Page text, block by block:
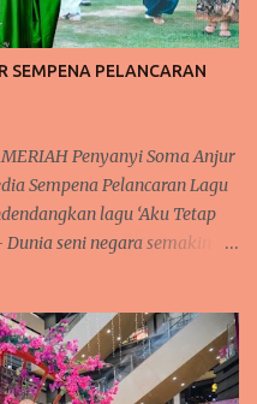
SEMPENA PELANCARAN
Penyanyi Soma Anjur
Sempena Pelancaran Lagu
lagu ‘Aku Tetap
seni negara semakin
terlepas juga kepada
nama aslinya Rosmah S.
dalam dunia seni. Sering